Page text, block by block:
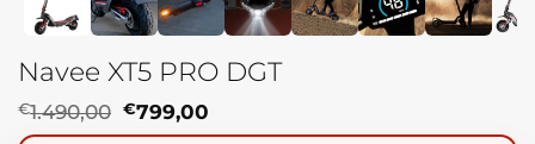
Navee XT5 PRO DGT
€1.490,00 El
precio
€799,00
precio